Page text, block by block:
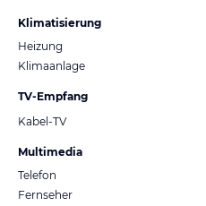
Klimatisierung
Heizung
Klimaanlage
TV-Empfang
Kabel-TV
Multimedia
Telefon
Fernseher